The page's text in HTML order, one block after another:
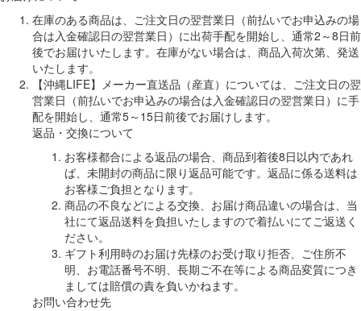
在庫のある商品は、ご注文日の翌営業日（前払いでお申込みの場
合は入金確認日の翌営業日）に出荷手配を開始し、通常2～8日前
後でお届けいたします。在庫がない場合は、商品入荷次第、発送
いたします。
【沖縄LIFE】メーカー直送品（産直）については、ご注文日の翌
営業日（前払いでお申込みの場合は入金確認日の翌営業日）に手
配を開始し、通常5～15日前後でお届けします。
返品・交換について
お客様都合による返品の場合、商品到着後8日以内であれ
ば、未開封の商品に限り返品可能です。返品に係る送料は
お客様ご負担となります。
商品の不良などによる交換、お届け商品違いの場合は、当
社にて返品送料を負担いたしますので着払いにてご返送く
ださい。
ギフト利用時のお届け先様のお受け取り拒否、ご住所不
明、お電話番号不明、長期ご不在等による商品変質につき
ましては賠償の責を負いかねます。
お問い合わせ先